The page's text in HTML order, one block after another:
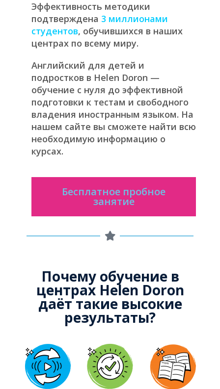
Эффективность методики
подтверждена 3 миллионами
студентов, обучившихся в наших
центрах по всему миру.
Английский для детей и
подростков в Helen Doron —
обучение с нуля до эффективной
подготовки к тестам и свободного
владения иностранным языком. На
нашем сайте вы сможете найти всю
необходимую информацию о
курсах.
Бесплатное пробное
занятие
Почему обучение в
центрах Helen Doron
даёт такие высокие
результаты?